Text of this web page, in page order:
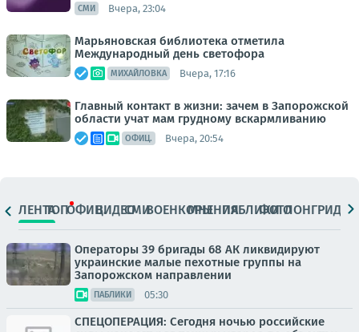
СМИ Вчера, 23:04
Марьяновская библиотека отметила
Международный день светофора
МИХАЙЛОВКА Вчера, 17:16
Главный контакт в жизни: зачем в Запорожской
области учат мам грудному вскармливанию
ОФИЦ. Вчера, 20:54
ЛЕНТАТОПОФИЦ.ВИДЕОСМИВОЕНКОРЫМНЕНИЯПАБЛИКИ
ФОТОЛОНГРИДЫ
Операторы 39 бригады 68 АК ликвидируют
украинские малые пехотные группы на
Запорожском направлении
ПАБЛИКИ 05:30
СПЕЦОПЕРАЦИЯ: Сегодня ночью российские